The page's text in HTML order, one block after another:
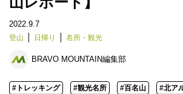
2022.9.7
登山 日帰り 名所・観光
BRAVO MOUNTAIN編集部
#トレッキング #観光名所 #百名山 #北ア